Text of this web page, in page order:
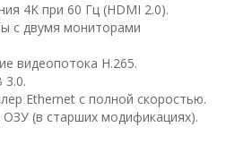
4K при 60 Гц (HDMI 2.0).
с двумя мониторами
видеопотока H.265.
3.0.
Ethernet с полной скоростью.
(в старших модификациях).